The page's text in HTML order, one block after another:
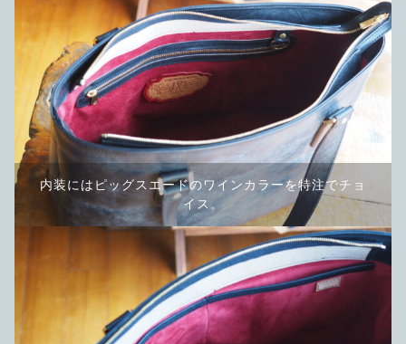
内装にはピッグスエードのワインカラーを特注でチョ
イス。